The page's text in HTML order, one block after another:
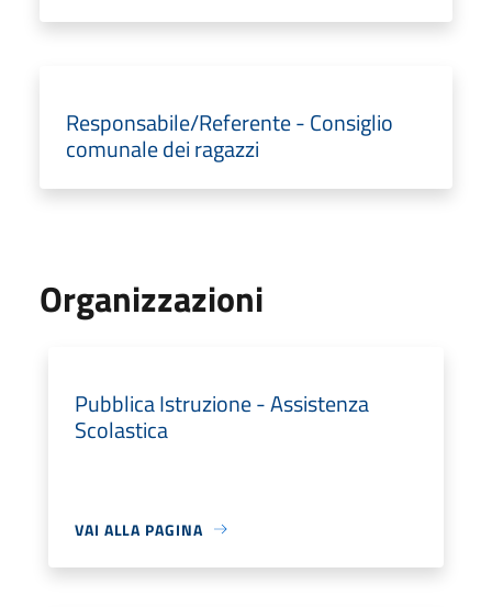
Responsabile/Referente - Consiglio
comunale dei ragazzi
Organizzazioni
Pubblica Istruzione - Assistenza
Scolastica
VAI ALLA PAGINA